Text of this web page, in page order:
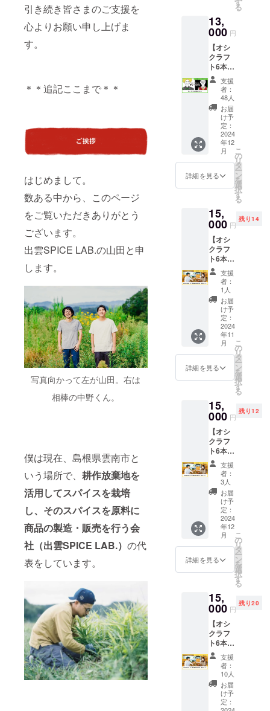
引き続き皆さまのご支援を
心よりお願い申し上げま
す。
＊＊追記ここまで＊＊
はじめまして。
数ある中から、このページ
をご覧いただきありがとう
ございます。
出雲SPICE LAB.の山田と申
します。
写真向かって左が山田。右は
相棒の中野くん。
僕は現在、島根県雲南市と
いう場所で、 耕作放棄地を
活用してスパイスを栽培
し、そのスパイスを原料に
商品の製造・販売を行う会
社（出雲SPICE LAB.） の代
表をしています。
l）：2
本 ・
ブラッ
ク
（350m
l）：1
材料及
び添加
物等の
食品表
示はお
届け商
品のラ
ベルに
表記さ
前には
必ずお
届けの
リター
ンに貼
付され
たラベ
ルや注
意書き
をご確
認くだ
さい。
＜ご支
援にあ
たって
点＞ ※
こちら
権利に
なりま
す。
ビール
は、通
信販売
酒類小
売業免
許を有
する石
見麦酒
様から
お送り
しま
満の者
による
禁止さ
れてい
ます。
20歳未
満の方
はこの
リター
ンを選
択でき
ませ
ん。 ・
現在の
す
る
13,
000 円
【オシ
クラフ
ト6本飲
み比べ
セッ
ト】 缶
ビール
（350m
l）×6本
セット
＜リ
ターン
詳細＞
・プリ
ンセス
（350m
l）：4
本 ・
コーラ
ブラッ
ク
（350m
l）：2
材料及
び添加
物等の
食品表
示はお
届け商
品のラ
ベルに
品開封
前には
届けの
リター
ンに貼
付され
たラベ
ルや注
意書き
をご確
認くだ
さい。
＜ご支
援にあ
たって
の注意
できる
権利に
なりま
す。
ビール
は、通
信販売
酒類小
売業免
許を有
する石
見麦酒
支援
者：
48人
お届
け予
定：
2024
年12
月
詳細を見る
こ
の
リ
タ
ー
ン
を
選
択
す
る
15,
000 円
残り14
【オシ
クラフ
ト6本飲
み比べ
セット
＆”11/3
0(土)開
催”島
根・出
雲イベ
ント参
加券】
①缶
ビール
（350m
（ご自
宅に配
送しま
す） ②
イベン
ト参加
券（生
ビール
＋島根
の食
材・ス
パイス
を使っ
たおつ
まみ付
き） ＜
リター
品を配
送いた
・プリ
ンセス
ホワイ
ト
（350m
l）：4
本 ・
コーラ
ブラッ
支援
者：
1人
お届
け予
定：
2024
年11
月
詳細を見る
こ
の
リ
タ
ー
ン
を
選
択
す
る
15,
000 円
残り12
【オシ
クラフ
ト6本飲
み比べ
セット
＆”12/1
(日)開
催”島
根・松
江イベ
ント参
加券】
①缶
ビール
（350m
（ご自
宅に配
送しま
す） ②
イベン
ト参加
券（生
ビール
＋島根
の食
材・ス
パイス
支援
者：
3人
お届
け予
定：
2024
年12
月
詳細を見る
こ
の
リ
タ
ー
ン
を
選
択
す
る
15,
000 円
残り20
【オシ
クラフ
ト6本飲
み比べ
セット
＆”12/7
(土)開
催”東京
イベン
支援
者：
10人
お届
け予
定：